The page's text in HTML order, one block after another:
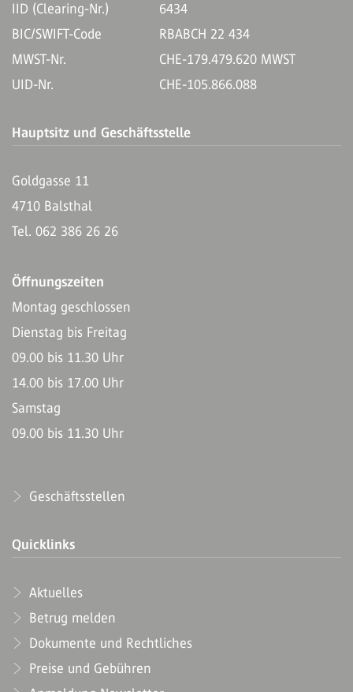
IID (Clearing-Nr.)
6434
BIC/SWIFT-Code
RBABCH 22 434
MWST-Nr.
CHE-179.479.620 MWST
UID-Nr.
CHE-105.866.088
Hauptsitz und Geschäftsstelle
Goldgasse 11
4710 Balsthal
Tel. 062 386 26 26
Öffnungszeiten
Montag geschlossen
Dienstag bis Freitag
09.00 bis 11.30 Uhr
14.00 bis 17.00 Uhr
Samstag
09.00 bis 11.30 Uhr
Geschäftsstellen
Quicklinks
Aktuelles
Betrug melden
Dokumente und Rechtliches
Preise und Gebühren